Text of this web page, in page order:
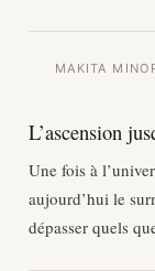
MAKITA
L’ascension
Une fois à
aujourd’hui le
dépasser quels